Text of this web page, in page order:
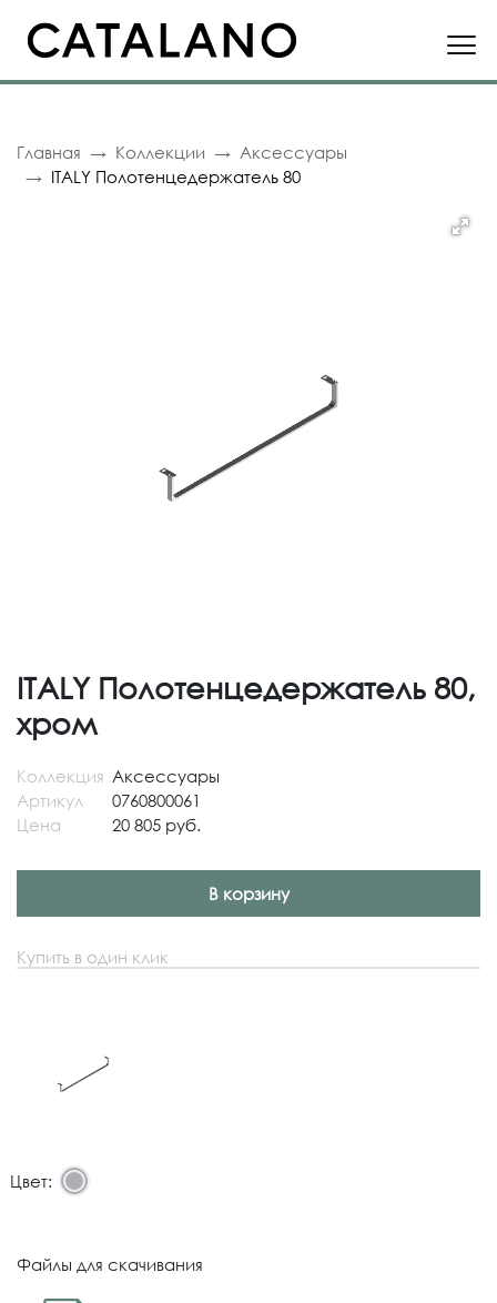
Главная Коллекции
Аксессуары
ITALY Полотенцедержатель 80
ITALY Полотенцедержатель 80,
хром
Коллекция Аксессуары
Артикул
0760800061
Цена
20 805 руб.
В корзину
Купить в один клик
Цвет:
Файлы для скачивания